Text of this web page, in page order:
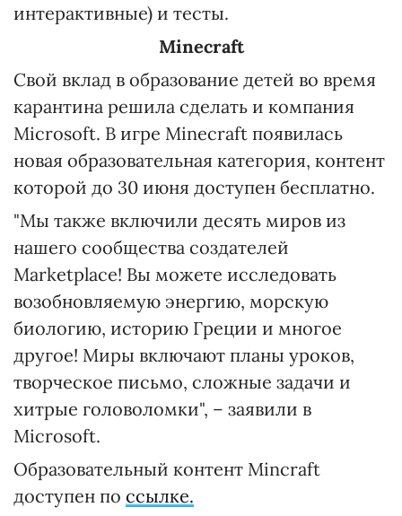
интерактивные) и тесты.
Minecraft
Свой вклад в образование детей во время
карантина решила сделать и компания
Microsoft. В игре Minecraft появилась
новая образовательная категория, контент
которой до 30 июня доступен бесплатно.
"Мы также включили десять миров из
нашего сообщества создателей
Marketplace! Вы можете исследовать
возобновляемую энергию, морскую
биологию, историю Греции и многое
другое! Миры включают планы уроков,
творческое письмо, сложные задачи и
хитрые головоломки", – заявили в
Microsoft.
Образовательный контент Mincraft
доступен по ссылке.